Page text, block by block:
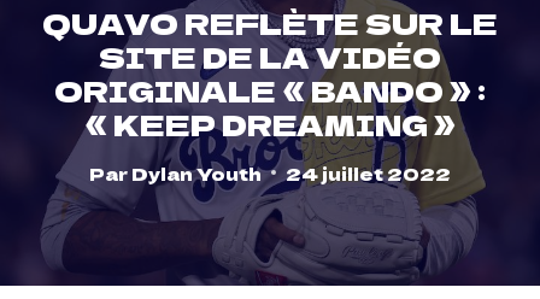
QUAVO REFLÈTE SUR LE
SITE DE LA VIDÉO
ORIGINALE « BANDO » :
« KEEP DREAMING »
ParDylan Youth 24 juillet 2022